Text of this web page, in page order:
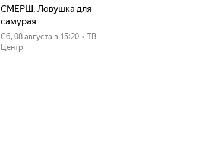
СМЕРШ. Ловушка для
самурая
сб, 08 августа в 15:20 • ТВ
Центр